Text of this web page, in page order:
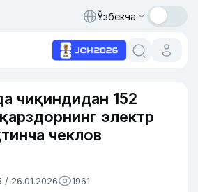
Ўзбекча
чиқиндидан 152
электр
чеклов
/ 26.01.2026 1961